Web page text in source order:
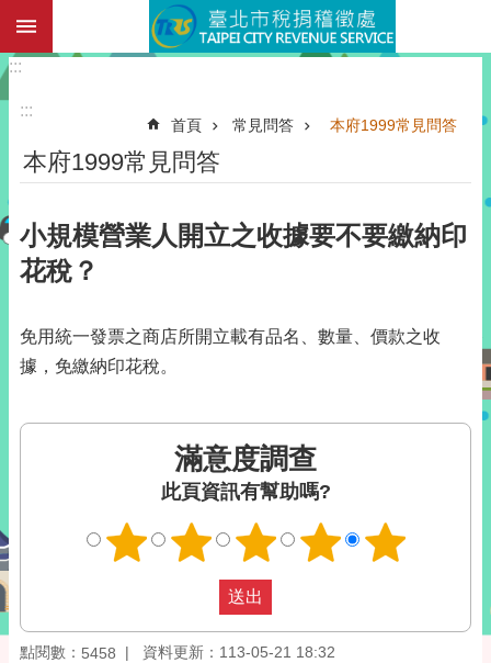
跳到主要內容區塊
:::
:::
首頁 常見問答 本府1999常見問答
本府1999常見問答
小規模營業人開立之收據要不要繳納印
花稅？
免用統一發票之商店所開立載有品名、數量、價款之收
據，免繳納印花稅。
滿意度調查
此頁資訊有幫助嗎?
點閱數： 5458
資料更新：113-05-21 18:32